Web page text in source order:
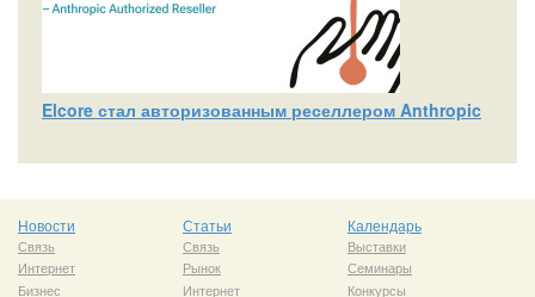
Elcore стал авторизованным реселлером Anthropic
Новости
Связь
Интернет
Бизнес
Статьи
Связь
Рынок
Интернет
Календарь
Выставки
Семинары
Конкурсы